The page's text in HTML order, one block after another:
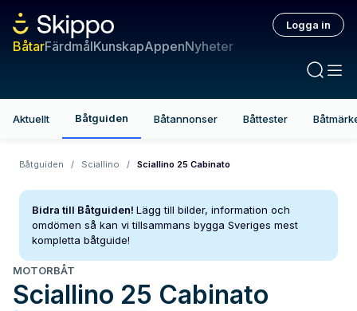
BåtarFärdmålKunskapAppenNyheter
Logga in
Aktuellt Båtguiden Båtannonser Båttester
Båtguiden / Sciallino / Sciallino 25 Cabinato
Bidra till Båtguiden! Lägg till bilder, information och
omdömen så kan vi tillsammans bygga Sveriges mest
kompletta båtguide!
MOTORBÅT
Sciallino 25 Cabinato